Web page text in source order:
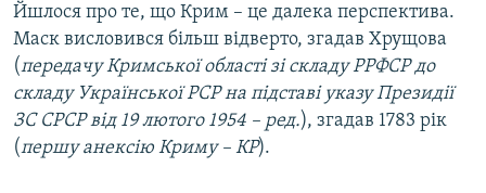
Йшлося про те, що Крим – це далека перспектива.
Маск висловився більш відверто, згадав Хрущова
(передачу Кримської області зі складу РРФСР до
складу Української РСР на підставі указу Президії
ЗС СРСР від 19 лютого 1954 – ред.), згадав 1783 рік
(першу анексію Криму – КР).